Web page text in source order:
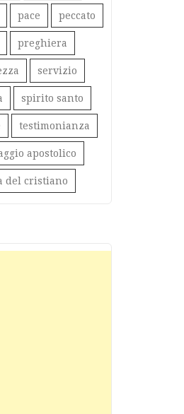
pace peccato
preghiera
servizio
spirito santo
testimonianza
apostolico
del cristiano